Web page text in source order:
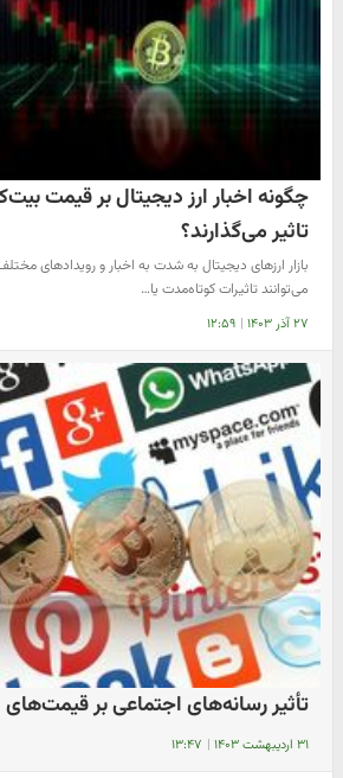
چگونه اخبار ارز دیجیتال بر قیمت
تاثیر می‌گذارند؟
بازار ارزهای دیجیتال به شدت به اخبار و رویدادهای
می‌توانند تاثیرات کوتاه‌مدت یا…
۲۷ آذر ۱۴۰۳ | ۱۲:۵۹
تأثیر رسانه‌های اجتماعی بر قیمت‌های
۳۱ اردیبهشت ۱۴۰۳ | ۱۳:۴۷